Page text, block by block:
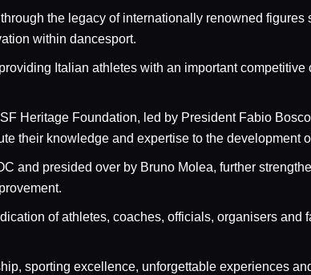
the legacy of internationally renowned
within dancesport.
Italian athletes with an important competitive
Heritage Foundation, led by President Fabio
their knowledge and expertise to the development
and presided over by Bruno Molea, further
of athletes, coaches, officials, organisers and
sporting excellence, unforgettable experiences